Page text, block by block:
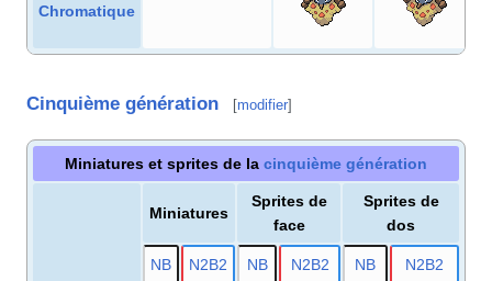
Chromatique
Cinquième génération [modifier]
Miniatures et sprites de la cinquième génération
Miniatures
Sprites de
face
Sprites de
dos
NB N2B2 NB N2B2 NB N2B2